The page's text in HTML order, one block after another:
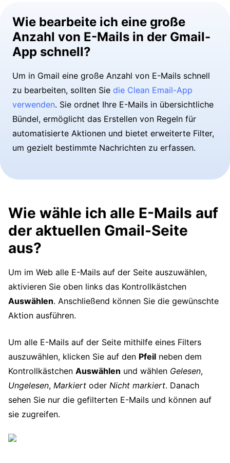
Wie bearbeite ich eine große
Anzahl von E-Mails in der Gmail-
App schnell?
Um in Gmail eine große Anzahl von E-Mails schnell
zu bearbeiten, sollten Sie die Clean Email-App
verwenden. Sie ordnet Ihre E-Mails in übersichtliche
Bündel, ermöglicht das Erstellen von Regeln für
automatisierte Aktionen und bietet erweiterte Filter,
um gezielt bestimmte Nachrichten zu erfassen.
Wie wähle ich alle E-Mails auf
der aktuellen Gmail-Seite
aus?
Um im Web alle E-Mails auf der Seite auszuwählen,
aktivieren Sie oben links das Kontrollkästchen
Auswählen. Anschließend können Sie die gewünschte
Aktion ausführen.
Um alle E-Mails auf der Seite mithilfe eines Filters
auszuwählen, klicken Sie auf den Pfeil neben dem
Kontrollkästchen Auswählen und wählen Gelesen,
Ungelesen, Markiert oder Nicht markiert. Danach
sehen Sie nur die gefilterten E-Mails und können auf
sie zugreifen.